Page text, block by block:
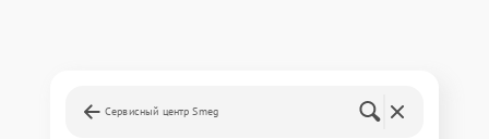
Сервисный центр Smeg